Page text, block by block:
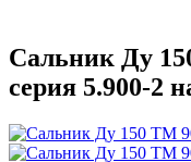
Сальник Ду
серия 5.900-2